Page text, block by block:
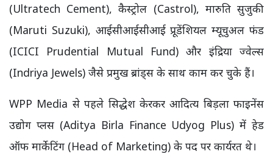
(Ultratech Cement), कैस्ट्रोल (Castrol), मारुति सुजुकी
(Maruti Suzuki), आईसीआईसीआई प्रूडेंशियल म्यूचुअल फंड
(ICICI Prudential Mutual Fund) और इंद्रिया ज्वेल्स
(Indriya Jewels) जैसे प्रमुख ब्रांड्स के साथ काम कर चुके हैं।
WPP Media से पहले सिद्धेश केरकर आदित्य बिड़ला फाइनेंस
उद्योग प्लस (Aditya Birla Finance Udyog Plus) में हेड
ऑफ मार्केटिंग (Head of Marketing) के पद पर कार्यरत थे।